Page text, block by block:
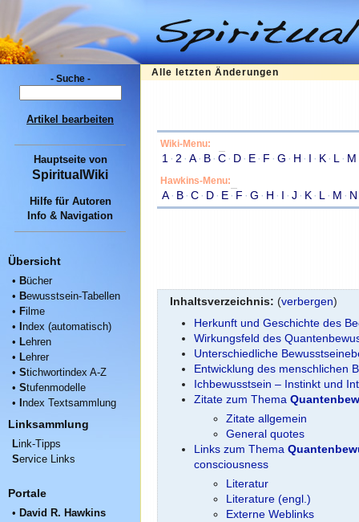
- Suche -
Artikel bearbeiten
Hauptseitevon
SpiritualWiki
Hilfe für Autoren
Info & Navigation
Übersicht
• Bücher
• Bewusstsein-Tabellen
• Filme
• ndex (automatisch)
• Lehren
• Lehrer
• Stichwortindex A-Z
• Stufenmodelle
• ndex Textsammlung
Linksammlung
Link-Tipps
Service Links
Portale
• David R. Hawkins
Alle letzten Änderungen
Wiki-Menu:
1 · 2 · A· B· C· D· E· F · G · H · I · K· L · M
Hawkins-Menu:
A· B· C· D· E· F · G · H · I · J · K· L · M · N
Inhaltsverzeichnis: (verbergen)
Herkunft und Geschichte des
Wirkungsfeld des
Unterschiedliche
Entwicklung des menschlichen
Ichbewusstsein – Instinkt und
Zitate zum Thema
Zitate allgemein
General quotes
Links zum Thema
consciousness
Literatur
Literature (engl.)
Externe Weblinks